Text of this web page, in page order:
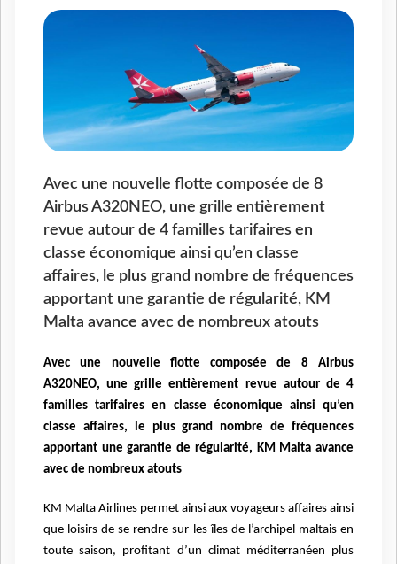
Avec une nouvelle flotte composée de 8
Airbus A320NEO, une grille entièrement
revue autour de 4 familles tarifaires en
classe économique ainsi qu’en classe
affaires, le plus grand nombre de fréquences
apportant une garantie de régularité, KM
Malta avance avec de nombreux atouts
Avec une nouvelle flotte composée de 8 Airbus
A320NEO, une grille entièrement revue autour de 4
familles tarifaires en classe économique ainsi qu’en
classe affaires, le plus grand nombre de fréquences
apportant une garantie de régularité, KM Malta avance
avec de nombreux atouts
KM Malta Airlines permet ainsi aux voyageurs affaires ainsi
que loisirs de se rendre sur les îles de l’archipel maltais en
toute saison, profitant d’un climat méditerranéen plus